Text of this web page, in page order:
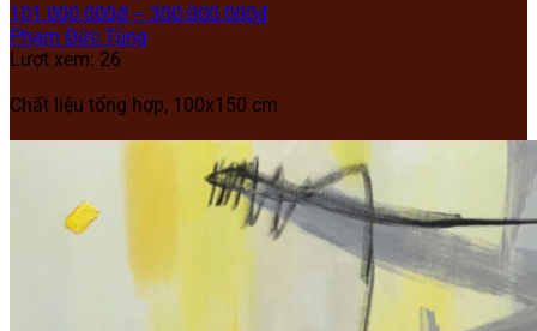
101.000.000₫ – 300.000.000₫
Phạm Đức Tùng
Lượt xem: 26
Chất liệu tổng hợp, 100x150 cm